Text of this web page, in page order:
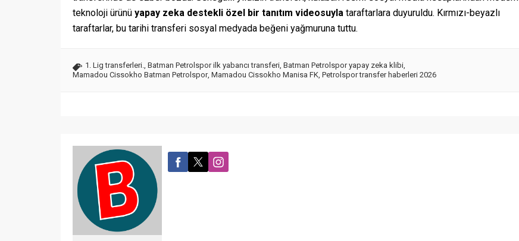
teknoloji ürünü yapay zeka destekli özel bir tanıtım videosuyla taraftarlara duyuruldu. Kırmızı-beyazlı
taraftarlar, bu tarihi transferi sosyal medyada beğeni yağmuruna tuttu.
1. Lig transferleri., Batman Petrolspor ilk yabancı transferi, Batman Petrolspor yapay zeka klibi,
Mamadou Cissokho Batman Petrolspor, Mamadou Cissokho Manisa FK, Petrolspor transfer haberleri 2026